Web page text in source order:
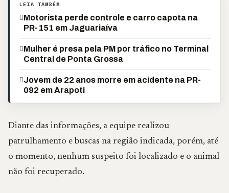
LEIA TAMBÉM
Motorista perde controle e carro capota na
PR-151 em Jaguariaíva
Mulher é presa pela PM por tráfico no Terminal
Central de Ponta Grossa
Jovem de 22 anos morre em acidente na PR-
092 em Arapoti
Diante das informações, a equipe realizou
patrulhamento e buscas na região indicada, porém, até
o momento, nenhum suspeito foi localizado e o animal
não foi recuperado.